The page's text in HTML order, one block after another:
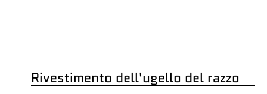
Rivestimento dell'ugello del razzo